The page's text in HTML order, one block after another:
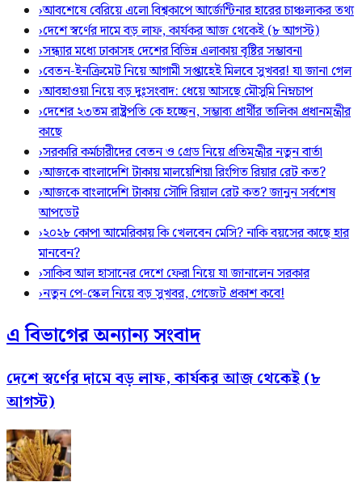
›আবশেষে বেরিয়ে এলো বিশ্বকাপে আর্জেন্টিনার হারের চাঞ্চল্যকর তথ্য
›দেশে স্বর্ণের দামে বড় লাফ, কার্যকর আজ থেকেই (৮ আগস্ট)
›সন্ধ্যার মধ্যে ঢাকাসহ দেশের বিভিন্ন এলাকায় বৃষ্টির সম্ভাবনা
›বেতন-ইনক্রিমেট নিয়ে আগামী সপ্তাহেই মিলবে সুখবর! যা জানা গেল
›আবহাওয়া নিয়ে বড় দুঃসংবাদ: ধেয়ে আসছে মৌসুমি নিম্নচাপ
›দেশের ২৩তম রাষ্ট্রপতি কে হচ্ছেন, সম্ভাব্য প্রার্থীর তালিকা প্রধানমন্ত্রীর
কাছে
›সরকারি কর্মচারীদের বেতন ও গ্রেড নিয়ে প্রতিমন্ত্রীর নতুন বার্তা
›আজকে বাংলাদেশি টাকায় মালয়েশিয়া রিংগিত রিয়ার রেট কত?
›আজকে বাংলাদেশি টাকায় সৌদি রিয়াল রেট কত? জানুন সর্বশেষ
আপডেট
›২০২৮ কোপা আমেরিকায় কি খেলবেন মেসি? নাকি বয়সের কাছে হার
মানবেন?
›সাকিব আল হাসানের দেশে ফেরা নিয়ে যা জানালেন সরকার
›নতুন পে-স্কেল নিয়ে বড় সুখবর, গেজেট প্রকাশ কবে!
এ বিভাগের অন্যান্য সংবাদ
দেশে স্বর্ণের দামে বড় লাফ, কার্যকর আজ থেকেই (৮
আগস্ট)